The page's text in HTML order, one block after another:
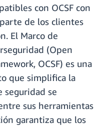
con OCSF con
de los clientes
El Marco de
(Open
OCSF) es una
que simplifica la
seguridad se
sus herramientas
garantiza que los